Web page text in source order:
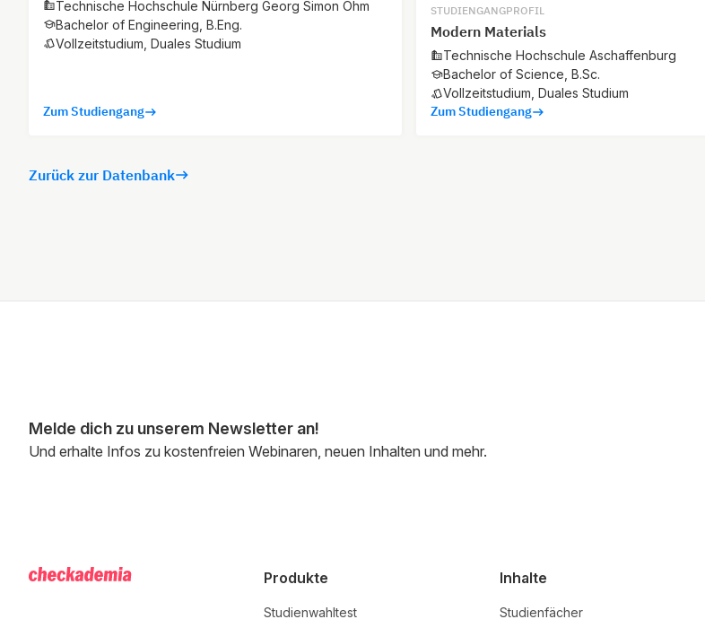
Technische Hochschule Nürnberg Georg Simon Ohm
Bachelor of Engineering, B.Eng.
Vollzeitstudium, Duales Studium
Zum Studiengang
STUDIENGANGPROFIL
Modern Materials
Technische Hochschule Aschaffenburg
Bachelor of Science, B.Sc.
Vollzeitstudium, Duales Studium
Zum Studiengang
Zurück zur Datenbank
Melde dich zu unserem Newsletter an!
Und erhalte Infos zu kostenfreien Webinaren, neuen Inhalten und mehr.
Produkte
Studienwahltest
Inhalte
Studienfächer